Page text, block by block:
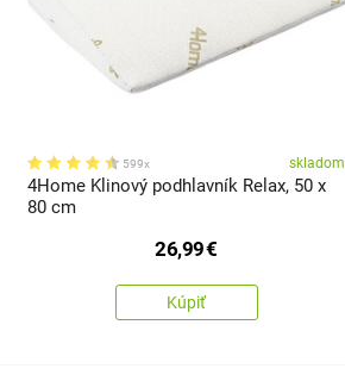
599x skladom
4Home Klinový podhlavník Relax, 50 x
80 cm
26,99€
Kúpiť